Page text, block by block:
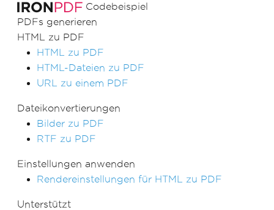
Codebeispiel
PDFs generieren
HTML zu PDF
HTML zu PDF
HTML-Dateien zu PDF
URL zu einem PDF
Dateikonvertierungen
Bilder zu PDF
RTF zu PDF
Einstellungen anwenden
Rendereinstellungen für HTML zu PDF
Unterstützt